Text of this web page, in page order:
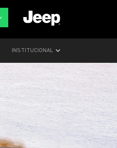
INSTITUCIONAL